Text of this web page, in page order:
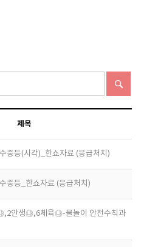
제목
중등(시각)_한쇼자료 (응급처치)
중등_한쇼자료 (응급처치)
,2안생㉯,6체육㉯-물놀이 안전수칙과